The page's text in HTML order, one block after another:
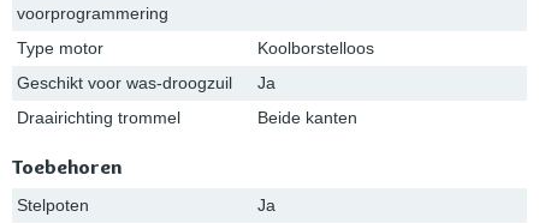
voorprogrammering
Type motor
Koolborstelloos
Geschikt voor was-droogzuil
Ja
Draairichting trommel
Beide kanten
Toebehoren
Stelpoten Ja